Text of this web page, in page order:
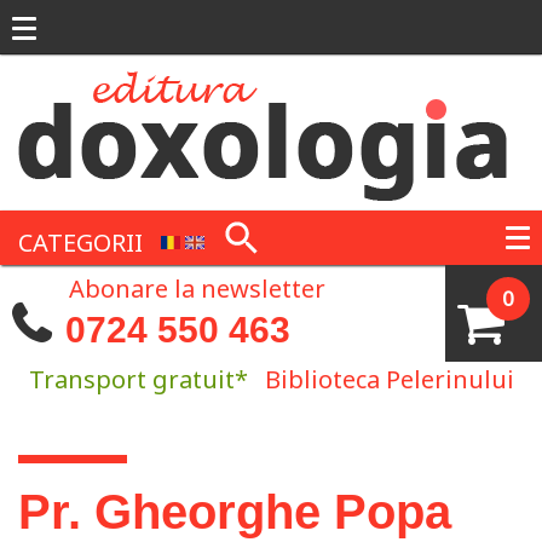
CATEGORII
0
Abonare la newsletter
0724 550 463
Transport gratuit* Biblioteca Pelerinului
Eşti aici
Pr. Gheorghe Popa